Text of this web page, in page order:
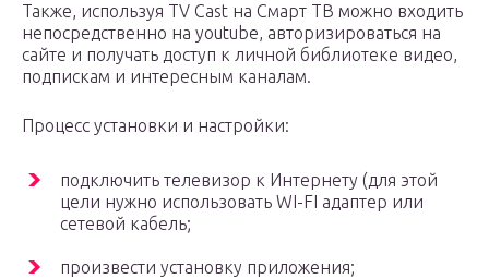
Также, используя TV Cast на Смарт ТВ можно входить
непосредственно на youtube, авторизироваться на
сайте и получать доступ к личной библиотеке видео,
подпискам и интересным каналам.
Процесс установки и настройки:
подключить телевизор к Интернету (для этой
цели нужно использовать WI-FI адаптер или
сетевой кабель;
произвести установку приложения;